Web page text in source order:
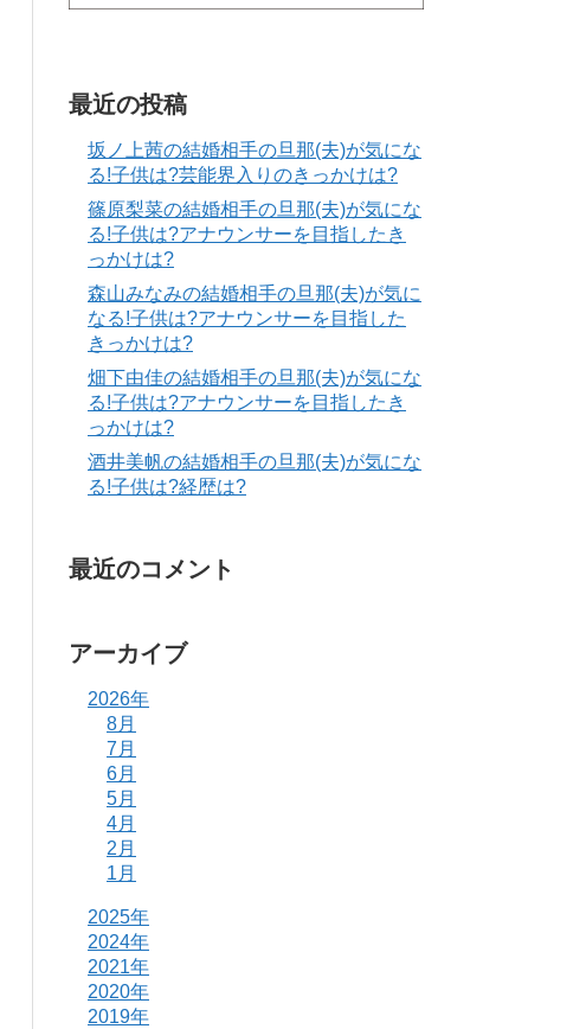
最近の投稿
坂ノ上茜の結婚相手の旦那(夫)が気にな
る!子供は?芸能界入りのきっかけは?
篠原梨菜の結婚相手の旦那(夫)が気にな
る!子供は?アナウンサーを目指したき
っかけは?
森山みなみの結婚相手の旦那(夫)が気に
なる!子供は?アナウンサーを目指した
きっかけは?
畑下由佳の結婚相手の旦那(夫)が気にな
る!子供は?アナウンサーを目指したき
っかけは?
酒井美帆の結婚相手の旦那(夫)が気にな
る!子供は?経歴は?
最近のコメント
アーカイブ
2026年
8月
7月
6月
5月
4月
2月
1月
2025年
2024年
2021年
2020年
2019年